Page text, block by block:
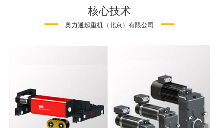
核心技术
奥力通起重机（北京）有限公司